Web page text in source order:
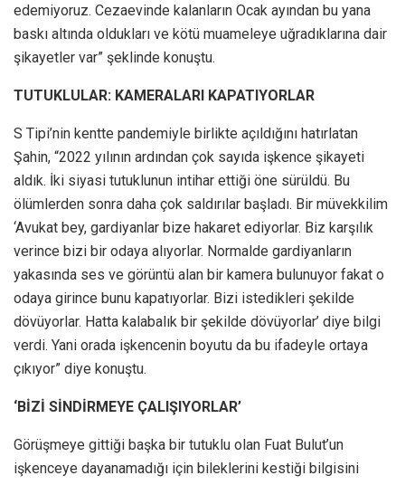
edemiyoruz. Cezaevinde kalanların Ocak ayından bu yana
baskı altında oldukları ve kötü muameleye uğradıklarına dair
şikayetler var” şeklinde konuştu.
TUTUKLULAR: KAMERALARI KAPATIYORLAR
S Tipi’nin kentte pandemiyle birlikte açıldığını hatırlatan
Şahin, “2022 yılının ardından çok sayıda işkence şikayeti
aldık. İki siyasi tutuklunun intihar ettiği öne sürüldü. Bu
ölümlerden sonra daha çok saldırılar başladı. Bir müvekkilim
‘Avukat bey, gardiyanlar bize hakaret ediyorlar. Biz karşılık
verince bizi bir odaya alıyorlar. Normalde gardiyanların
yakasında ses ve görüntü alan bir kamera bulunuyor fakat o
odaya girince bunu kapatıyorlar. Bizi istedikleri şekilde
dövüyorlar. Hatta kalabalık bir şekilde dövüyorlar’ diye bilgi
verdi. Yani orada işkencenin boyutu da bu ifadeyle ortaya
çıkıyor” diye konuştu.
‘BİZİ SİNDİRMEYE ÇALIŞIYORLAR’
Görüşmeye gittiği başka bir tutuklu olan Fuat Bulut’un
işkenceye dayanamadığı için bileklerini kestiği bilgisini